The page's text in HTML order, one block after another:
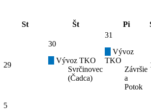
St Št Pi
29
30
Vývoz TKO
Svrčinovec
(Čadca)
31
Vývoz
TKO
Závršie
a
Potok
5